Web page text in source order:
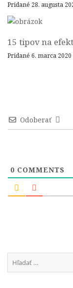
Pridané 28. augusta
15 tipov na
Pridané 6. marca 2020
Odoberať
0 COMMENTS